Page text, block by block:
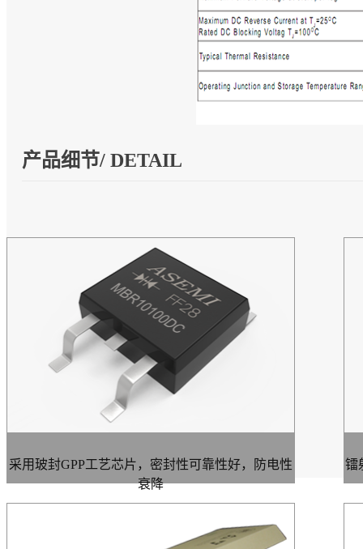
产品细节/ DETAIL
采用玻封GPP工艺芯片，密封性可靠性好，防电性
衰降
镭